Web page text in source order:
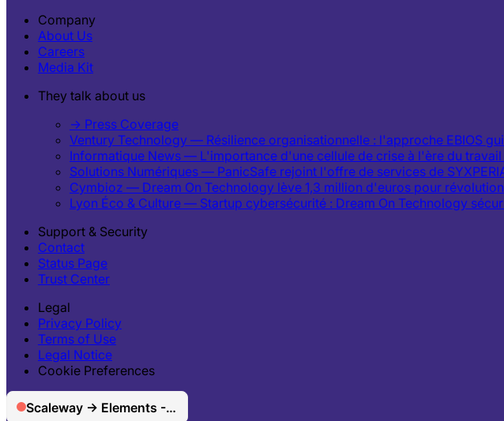
Company
About Us
Careers
Media Kit
They talk about us
→ Press Coverage
Ventury Technology — Résilience organisationnelle : l'approche EBIOS
Informatique News — L'importance d'une cellule de crise à l'ère du
Solutions Numériques — PanicSafe rejoint l'offre de services de
Cymbioz — Dream On Technology lève 1,3 million d'euros pour
Lyon Éco & Culture — Startup cybersécurité : Dream On Technology
Support & Security
Contact
Status Page
Trust Center
Legal
Privacy Policy
Terms of Use
Legal Notice
Cookie Preferences